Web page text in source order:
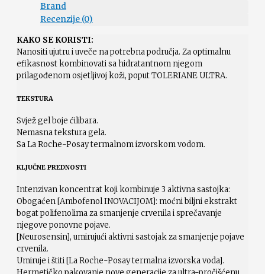
Brand
Recenzije (0)
KAKO SE KORISTI:
Nanositi ujutru i uveče na potrebna područja. Za optimalnu
efikasnost kombinovati sa hidratantnom njegom
prilagođenom osjetljivoj koži, poput TOLERIANE ULTRA.
TEKSTURA
Svjež gel boje ćilibara.
Nemasna tekstura gela.
Sa La Roche-Posay termalnom izvorskom vodom.
KLJUČNE PREDNOSTI
Intenzivan koncentrat koji kombinuje 3 aktivna sastojka:
Obogaćen [Ambofenol INOVACIJOM]: moćni biljni ekstrakt
bogat polifenolima za smanjenje crvenila i sprečavanje
njegove ponovne pojave.
[Neurosensin], umirujući aktivni sastojak za smanjenje pojave
crvenila.
Umiruje i štiti [La Roche-Posay termalna izvorska voda].